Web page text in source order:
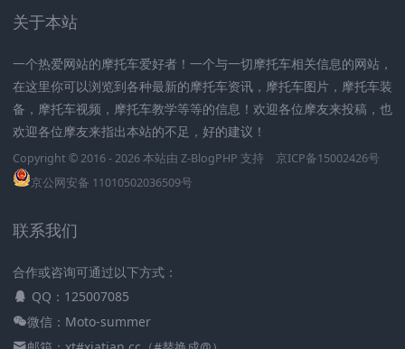
关于本站
一个热爱网站的摩托车爱好者！一个与一切摩托车相关信息的网站，
在这里你可以浏览到各种最新的摩托车资讯，摩托车图片，摩托车装
备，摩托车视频，摩托车教学等等的信息！欢迎各位摩友来投稿，也
欢迎各位摩友来指出本站的不足，好的建议！
Copyright © 2016 - 2026 本站由 Z-BlogPHP 支持
京ICP备15002426号
京公网安备 11010502036509号
联系我们
合作或咨询可通过以下方式：
QQ：125007085
微信：Moto-summer